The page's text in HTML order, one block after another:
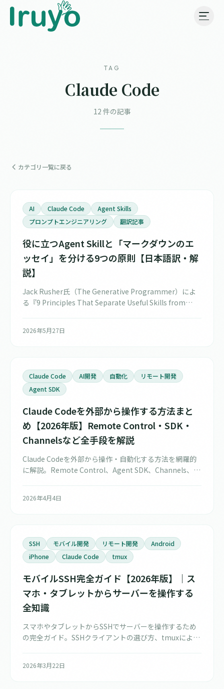
TAG
Claude Code
12 件の記事
カテゴリ一覧に戻る
AI Claude Code
Agent Skills
プロンプトエンジニアリング
翻訳記事
役に立つAgent Skillと「マークダウンのエ
ッセイ」を分ける9つの原則【日本語訳・解
説】
Jack Rusher氏（The Generative Programmer）によ
る『9 Principles That Separate Useful Skills from
続の3幕構成で整理しました。
2026年5月27日
Claude Code AI開発 自動化
リモート開発
Agent SDK
Claude Codeを外部から操作する方法まと
め【2026年版】Remote Control・SDK・
Channelsなど全手段を解説
Claude Codeを外部から操作・自動化する方法を網羅的
に解説。Remote Control、Agent SDK、Channels、
紹介します。
2026年4月4日
SSH モバイル開発 リモート開発
Android
iPhone
Claude Code tmux
モバイルSSH完全ガイド【2026年版】｜ス
マホ・タブレットからサーバーを操作する
全知識
スマホやタブレットからSSHでサーバーを操作するため
の完全ガイド。SSHクライアントの選び方、tmuxによる
的に解説します。
2026年3月22日